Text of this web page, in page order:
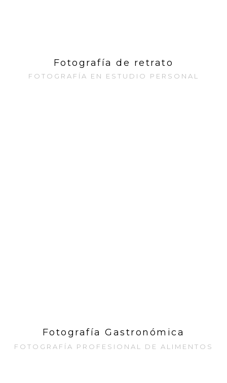
Fotografía de retrato
FOTOGRAFÍA EN ESTUDIO PERSONAL
Fotografía Gastronómica
FOTOGRAFÍA PROFESIONAL DE ALIMENTOS